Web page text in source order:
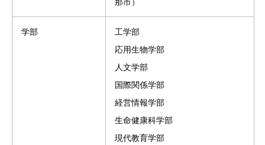
学部
工学部
応用生物学部
人文学部
国際関係学部
経営情報学部
生命健康科学部
現代教育学部